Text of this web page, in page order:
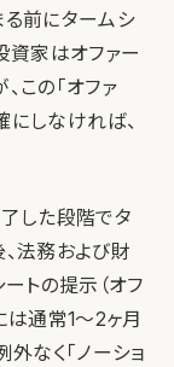
前にタームシ
資家はオファー
この「オファ
しなければ、
した段階でタ
法務および財
トの提示（オフ
は通常1～2ヶ月
なく「ノーショ